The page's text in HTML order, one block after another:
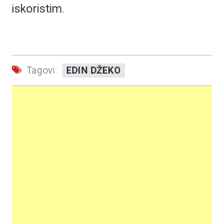
iskoristim.
Tagovi: EDIN DŽEKO